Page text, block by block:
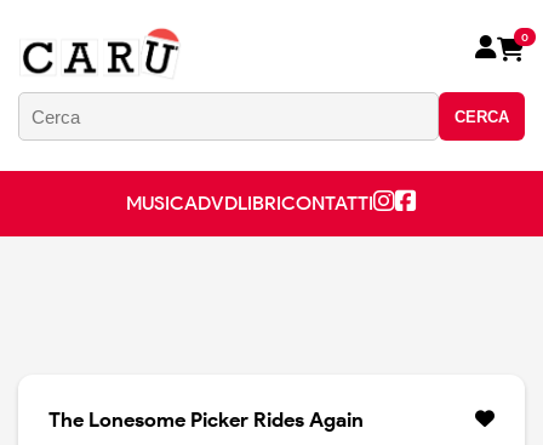
CERCA
0
MUSICADVDLIBRICONTATTI
The Lonesome Picker Rides Again